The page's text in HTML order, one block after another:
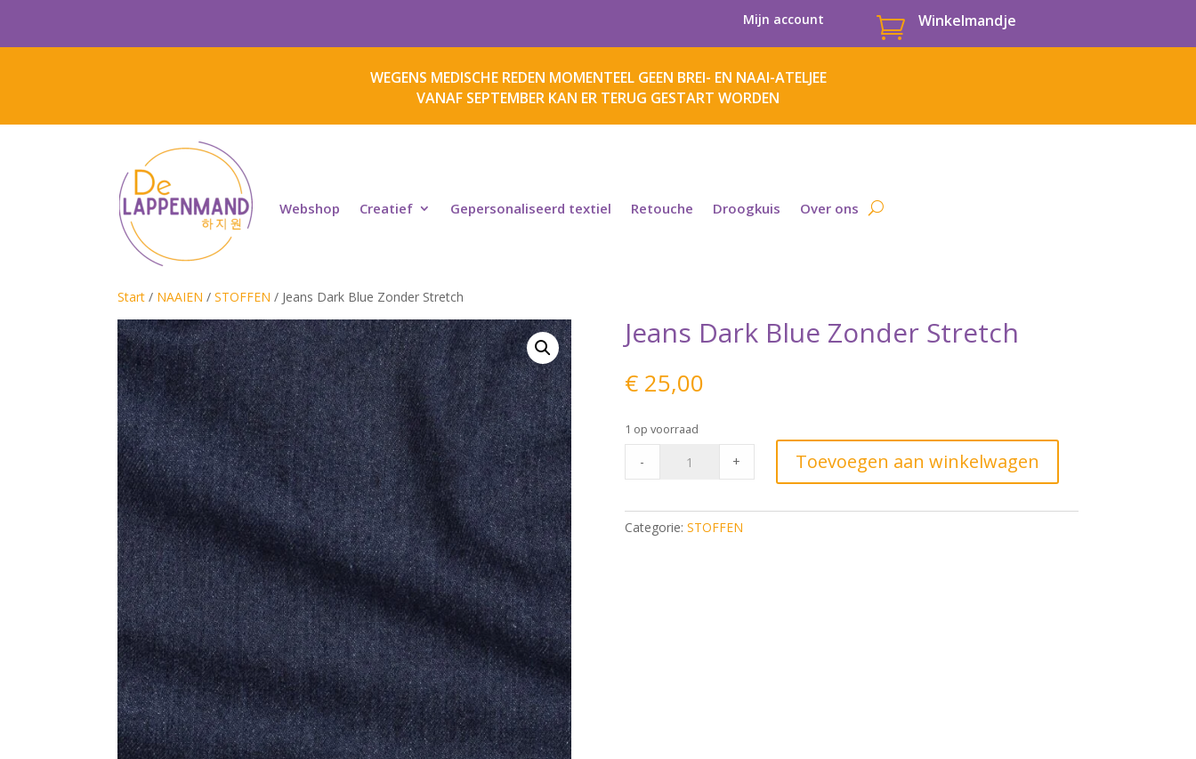
Mijn account  Winkelmandje
WEGENS MEDISCHE REDEN MOMENTEEL GEEN BREI- EN NAAI-ATELJEE
VANAF SEPTEMBER KAN ER TERUG GESTART WORDEN
Webshop Creatief Gepersonaliseerd textiel Retouche Droogkuis Over ons
Start / NAAIEN / STOFFEN / Jeans Dark Blue Zonder Stretch
Jeans Dark Blue Zonder Stretch
€25,00
1 op voorraad
Zonder
Stretch
- + Toevoegen aan winkelwagen
Categorie: STOFFEN